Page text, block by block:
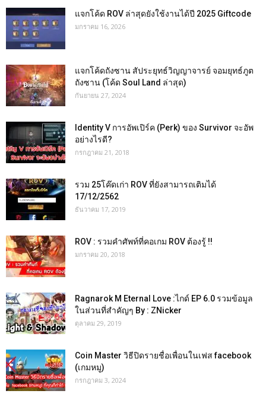
แจกโค้ด ROV ล่าสุดยังใช้งานได้ปี 2025 Giftcode
มกราคม 16, 2026
แจกโค้ดถังซาน สัประยุทธ์วิญญาจารย์ จอมยุทธ์ภูต
ถังซาน (โค้ด Soul Land ล่าสุด)
กันยายน 27, 2024
Identity V การอัพเปิร์ค (Perk) ของ Survivor จะอัพ
อย่างไรดี?
กรกฎาคม 21, 2018
รวม 25โค๊ดเก่า ROV ที่ยังสามารถเติมได้
17/12/2562
ธันวาคม 17, 2019
ROV : รวมคำศัพท์ที่คอเกม ROV ต้องรู้ !!
มกราคม 20, 2018
Ragnarok M Eternal Love :ไกด์ EP 6.0 รวมข้อมูล
ในส่วนที่สำคัญๆ By : ZNicker
ตุลาคม 29, 2019
Coin Master วิธีปิดรายชื่อเพื่อนในเฟส facebook
(เกมหมู)
กรกฎาคม 3, 2024